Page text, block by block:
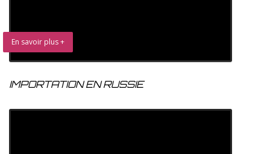
En savoir plus +
IMPORTATION EN RUSSIE